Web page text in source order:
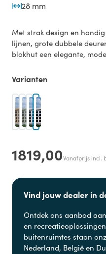
28 mm
Met strak design en
lijnen, grote dubbele
blokhut een elegante,
Varianten
1819,00Vanafprijs incl.
Vind jouw dealer in
Ontdek ons aanbod aan
en
buitenruimtes staan
Nederland, België en